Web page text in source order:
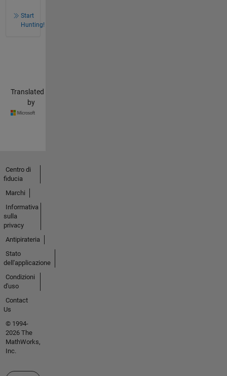
Start
Hunting!
Translated
by
Centro di
fiducia
Marchi
Informativa
sulla
privacy
Antipirateria
Stato
dell'applicazione
Condizioni
d'uso
Contact
Us
© 1994-
2026 The
MathWorks,
Inc.